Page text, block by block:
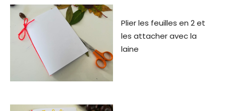
Plier les feuilles en 2 et
les attacher avec la
laine